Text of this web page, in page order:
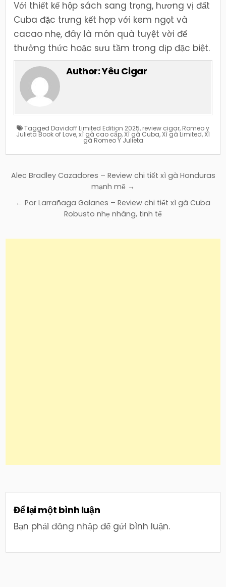
Với thiết kế hộp sách sang trọng, hương vị đất
Cuba đặc trưng kết hợp với kem ngọt và
cacao nhẹ, đây là món quà tuyệt vời để
thưởng thức hoặc sưu tầm trong dịp đặc biệt.
Author:Yêu Cigar
Tagged Davidoff Limited Edition 2025, review cigar, Romeo y
Julieta Book of Love,xì gà cao cấp,Xì gà Cuba,Xì gà Limited,Xì
gà Romeo Y Julieta
Điều
bài
Alec Bradley Cazadores – Review chi tiết xì gà Honduras
mạnh mẽ →
← Por Larrañaga Galanes – Review chi tiết xì gà Cuba
Robusto nhẹ nhàng, tinh tế
Để lại một bình luận
Bạn phảiđăng nhập để gửi bình luận.